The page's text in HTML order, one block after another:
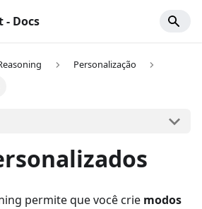
- Docs
Personalização
permite que você crie modos